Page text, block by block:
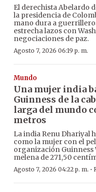
El derechista Abelardo
la presidencia de
mano dura a
estrecha lazos con
negociaciones de paz.
Agosto 7, 2026 06:19 p. m.
Mundo
Una mujer india
Guinness de la
larga del mundo
metros
La india Renu Dhariyal
como la mujer con el
organización Guinness
melena de 271,50
Agosto 7, 2026 04:22 p. m. ·